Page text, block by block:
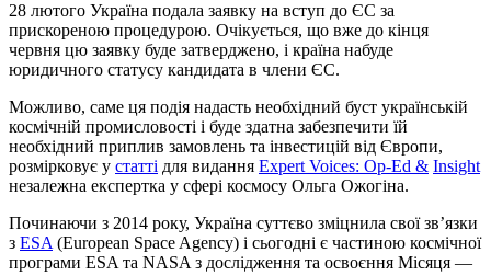
28 лютого Україна подала заявку на вступ до ЄС за
прискореною процедурою. Очікується, що вже до кінця
червня цю заявку буде затверджено, і країна набуде
юридичного статусу кандидата в члени ЄС.
Можливо, саме ця подія надасть необхідний буст українській
космічній промисловості і буде здатна забезпечити їй
необхідний приплив замовлень та інвестицій від Європи,
розмірковує у статті для видання Expert Voices: Op-Ed & Insight
незалежна експертка у сфері космосу Ольга Ожогіна.
Починаючи з 2014 року, Україна суттєво зміцнила свої зв’язки
з ESA (European Space Agency) і сьогодні є частиною космічної
програми ESA та NASA з дослідження та освоєння Місяця —